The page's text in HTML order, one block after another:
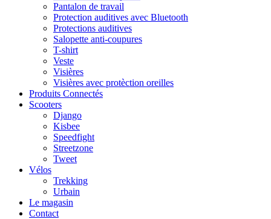
Pantalon de travail
Protection auditives avec Bluetooth
Protections auditives
Salopette anti-coupures
T-shirt
Veste
Visières
Visières avec protèction oreilles
Produits Connectés
Scooters
Django
Kisbee
Speedfight
Streetzone
Tweet
Vélos
Trekking
Urbain
Le magasin
Contact